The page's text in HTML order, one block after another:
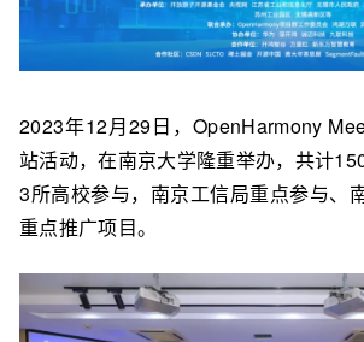
2023年12月29日，OpenHarmony
站活动，在南京大学隆重举办，共计
3所高校参与，南京工信局重点参与、
重点推广项目。